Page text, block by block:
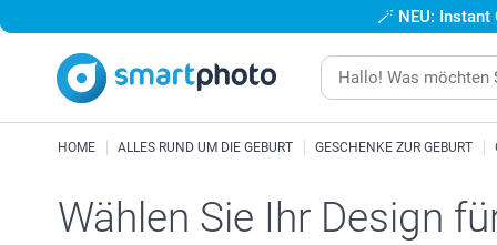
🪄 NEU:
HOME ALLES RUND UM DIE GEBURT GESCHENKE ZUR GEBURT
Wählen Sie Ihr Design